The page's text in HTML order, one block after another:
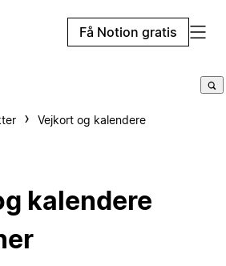
Få Notion gratis
Vejkort og kalendere
kalendere